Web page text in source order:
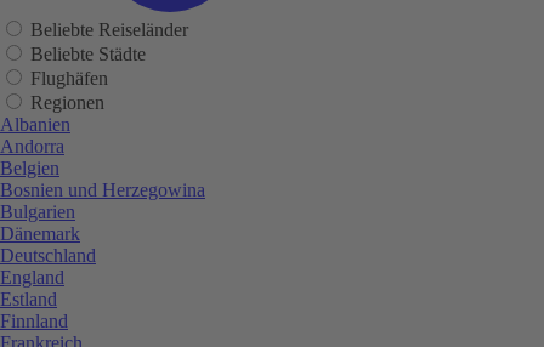
Beliebte Reiseländer
Beliebte Städte
Flughäfen
Regionen
Albanien
Andorra
Belgien
Bosnien und Herzegowina
Bulgarien
Dänemark
Deutschland
England
Estland
Finnland
Frankreich